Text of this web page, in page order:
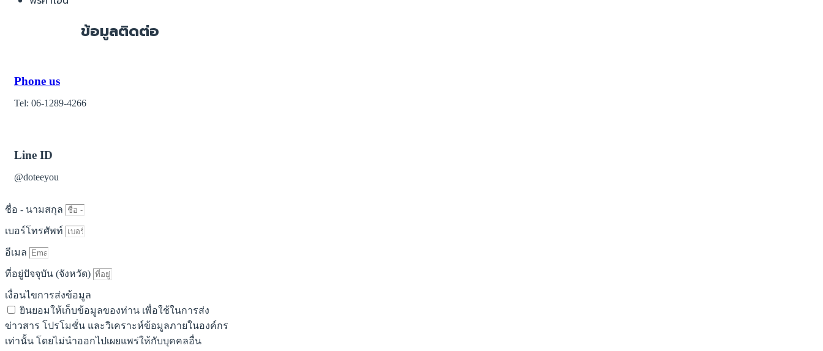
ข้อมูลติดต่อ
Phone us
Tel: 06-1289-4266
Line ID
@doteeyou
ชื่อ - นามสกุล
เบอร์โทรศัพท์
อีเมล
ที่อยู่ปัจจุบัน (จังหวัด)
เงื่อนไขการส่งข้อมูล
ยินยอมให้เก็บข้อมูลของท่าน เพื่อใช้ในการส่ง
ข่าวสาร โปรโมชั่น และวิเคราะห์ข้อมูลภายในองค์กร
เท่านั้น โดยไม่นำออกไปเผยแพร่ให้กับบุคคลอื่น